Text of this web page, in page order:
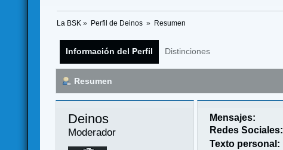
La BSK » Perfil de Deinos » Resumen
Información del Perfil Distinciones
Resumen
Deinos
Moderador
Mensajes:
Redes Sociales:
Texto personal: